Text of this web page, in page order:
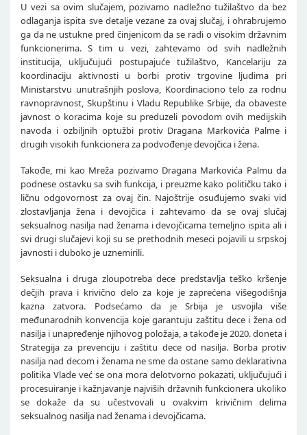
U vezi sa ovim slučajem, pozivamo nadležno tužilaštvo da bez
odlaganja ispita sve detalje vezane za ovaj slučaj, i ohrabrujemo
ga da ne ustukne pred činjenicom da se radi o visokim državnim
funkcionerima. S tim u vezi, zahtevamo od svih nadležnih
institucija, uključujući postupajuće tužilaštvo, Kancelariju za
koordinaciju aktivnosti u borbi protiv trgovine ljudima pri
Ministarstvu unutrašnjih poslova, Koordinaciono telo za rodnu
ravnopravnost, Skupštinu i Vladu Republike Srbije, da obaveste
javnost o koracima koje su preduzeli povodom ovih medijskih
navoda i ozbiljnih optužbi protiv Dragana Markovića Palme i
drugih visokih funkcionera za podvođenje devojčica i žena.
Takođe, mi kao Mreža pozivamo Dragana Markovića Palmu da
podnese ostavku sa svih funkcija, i preuzme kako političku tako i
ličnu odgovornost za ovaj čin. Najoštrije osuđujemo svaki vid
zlostavljanja žena i devojčica i zahtevamo da se ovaj slučaj
seksualnog nasilja nad ženama i devojčicama temeljno ispita ali i
svi drugi slučajevi koji su se prethodnih meseci pojavili u srpskoj
javnosti i duboko je uznemirili.
Seksualna i druga zloupotreba dece predstavlja teško kršenje
dečjih prava i krivično delo za koje je zaprećena višegodišnja
kazna zatvora. Podsećamo da je Srbija je usvojila više
međunarodnih konvencija koje garantuju zaštitu dece i žena od
nasilja i unapređenje njihovog položaja, a takođe je 2020. doneta i
Strategija za prevenciju i zaštitu dece od nasilja. Borba protiv
nasilja nad decom i ženama ne sme da ostane samo deklarativna
politika Vlade već se ona mora delotvorno pokazati, uključujući i
procesuiranje i kažnjavanje najviših državnih funkcionera ukoliko
se dokaže da su učestvovali u ovakvim krivičnim delima
seksualnog nasilja nad ženama i devojčicama.